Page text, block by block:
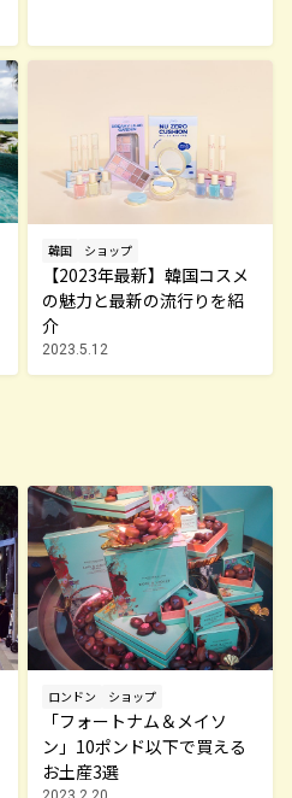
韓国 ショップ
【2023年最新】韓国コスメ
の魅力と最新の流行りを紹
介
2023.5.12
ロンドン ショップ
「フォートナム＆メイソ
ン」10ポンド以下で買える
お土産3選